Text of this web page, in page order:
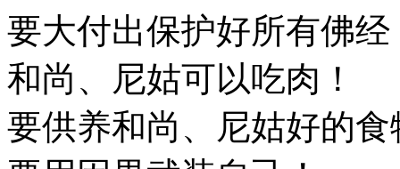
要大付出保护好所有佛经
和尚、尼姑可以吃肉！
要供养和尚、尼姑好的